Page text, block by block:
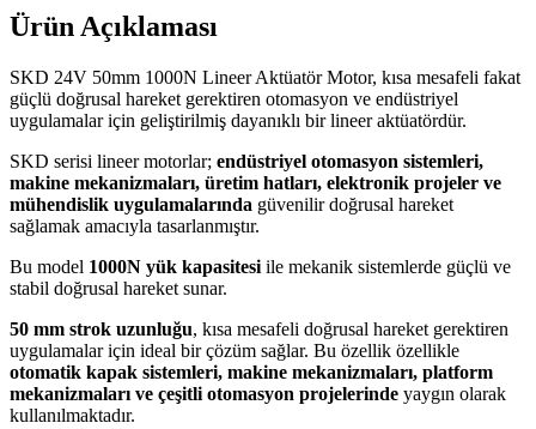
Ürün Açıklaması
SKD 24V 50mm 1000N Lineer Aktüatör Motor, kısa mesafeli fakat
güçlü doğrusal hareket gerektiren otomasyon ve endüstriyel
uygulamalar için geliştirilmiş dayanıklı bir lineer aktüatördür.
SKD serisi lineer motorlar; endüstriyel otomasyon sistemleri,
makine mekanizmaları, üretim hatları, elektronik projeler ve
mühendislik uygulamalarında güvenilir doğrusal hareket
sağlamak amacıyla tasarlanmıştır.
Bu model 1000N yük kapasitesi ile mekanik sistemlerde güçlü ve
stabil doğrusal hareket sunar.
50 mm strok uzunluğu, kısa mesafeli doğrusal hareket gerektiren
uygulamalar için ideal bir çözüm sağlar. Bu özellik özellikle
otomatik kapak sistemleri, makine mekanizmaları, platform
mekanizmaları ve çeşitli otomasyon projelerinde yaygın olarak
kullanılmaktadır.